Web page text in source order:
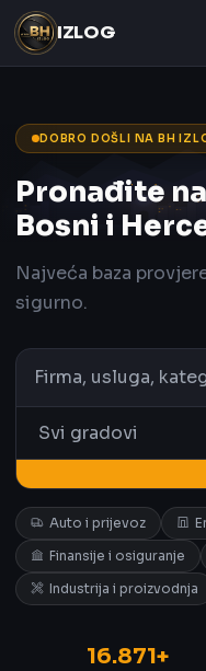
IZLOG
DOBRO DOŠLI NA BH
Pronađite
Bosni i
Najveća baza
sigurno.
Auto i prijevoz
Finansije i osiguranje
Industrija i proizvodnja
16.871+